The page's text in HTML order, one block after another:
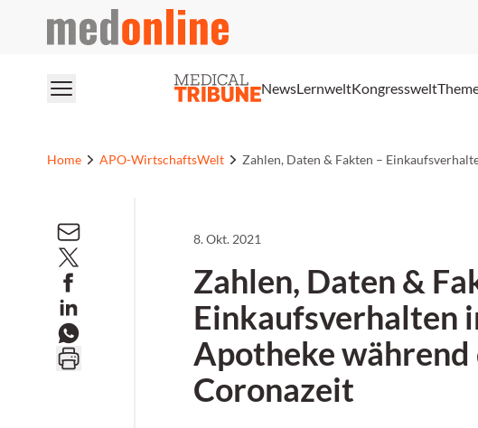
medonline
NewsLernweltKongresswelt
Home APO-WirtschaftsWelt Zahlen, Daten & Fakten –
8. Okt. 2021
Zahlen, Daten &
Einkaufsverhalten
Apotheke während
Coronazeit